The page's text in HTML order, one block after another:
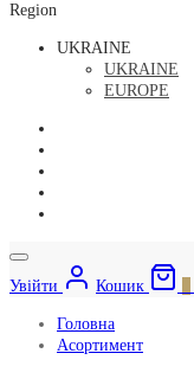
Region
UKRAINE
UKRAINE
EUROPE
Увійти Кошик
Головна
Асортимент